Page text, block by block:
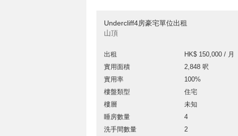
Undercliff4房豪宅單位出租
山頂
出租
HK$ 150,000 / 月
實用面積
2,848 呎
實用率
100%
樓盤類型
住宅
樓層
未知
睡房數量
4
洗手間數量
2